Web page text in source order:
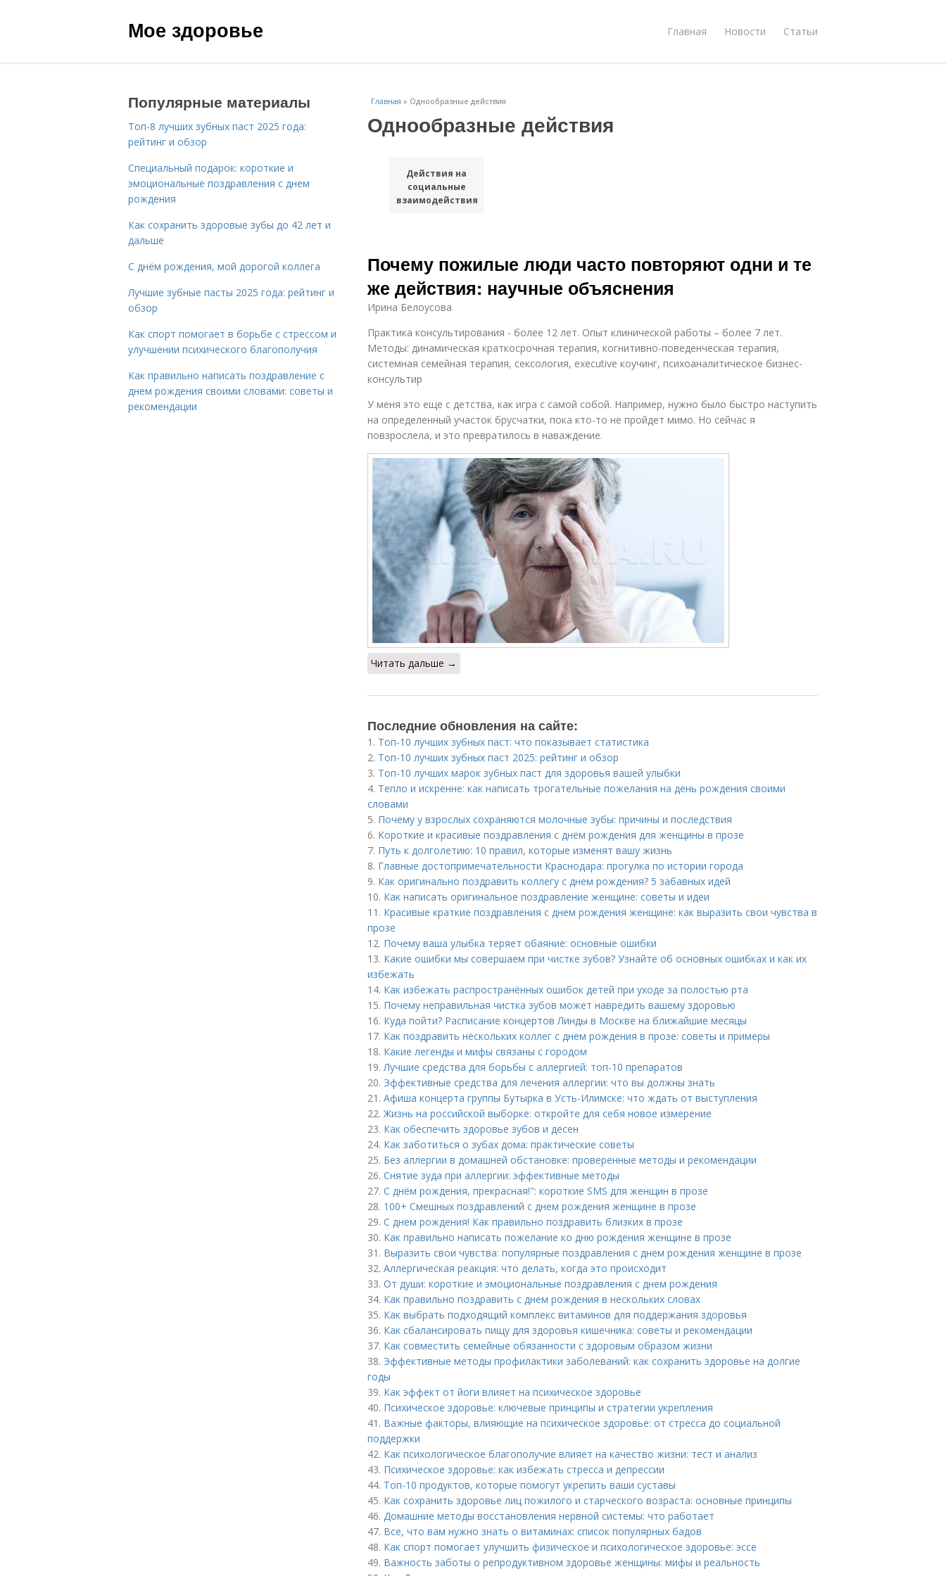
Мое здоровье Главная Новости Статьи
Главная » Однообразные действия
Однообразные действия
Действия на
социальные
взаимодействия
Почему пожилые люди часто повторяют одни и те
же действия: научные объяснения
Ирина Белоусова
Практика консультирования - более 12 лет. Опыт клинической работы – более 7 лет.
Методы: динамическая краткосрочная терапия, когнитивно-поведенческая терапия,
системная семейная терапия, сексология, executive коучинг, психоаналитическое бизнес-
консультир
У меня это еще с детства, как игра с самой собой. Например, нужно было быстро наступить
на определенный участок брусчатки, пока кто-то не пройдет мимо. Но сейчас я
повзрослела, и это превратилось в наваждение.
Читать дальше →
Последние обновления на сайте:
1. Топ-10 лучших зубных паст: что показывает статистика
2. Топ-10 лучших зубных паст 2025: рейтинг и обзор
3. Топ-10 лучших марок зубных паст для здоровья вашей улыбки
4. Тепло и искренне: как написать трогательные пожелания на день рождения своими
словами
5. Почему у взрослых сохраняются молочные зубы: причины и последствия
6. Короткие и красивые поздравления с днём рождения для женщины в прозе
7. Путь к долголетию: 10 правил, которые изменят вашу жизнь
8. Главные достопримечательности Краснодара: прогулка по истории города
9. Как оригинально поздравить коллегу с днем рождения? 5 забавных идей
10. Как написать оригинальное поздравление женщине: советы и идеи
11. Красивые краткие поздравления с днем рождения женщине: как выразить свои чувства в
прозе
12. Почему ваша улыбка теряет обаяние: основные ошибки
13. Какие ошибки мы совершаем при чистке зубов? Узнайте об основных ошибках и как их
избежать
14. Как избежать распространённых ошибок детей при уходе за полостью рта
15. Почему неправильная чистка зубов может навредить вашему здоровью
16. Куда пойти? Расписание концертов Линды в Москве на ближайшие месяцы
17. Как поздравить нескольких коллег с днем рождения в прозе: советы и примеры
18. Какие легенды и мифы связаны с городом
19.Лучшие средства для борьбы с аллергией: топ-10 препаратов
20. Эффективные средства для лечения аллергии: что вы должны знать
21. Афиша концерта группы Бутырка в Усть-Илимске: что ждать от выступления
22.Жизнь на российской выборке: откройте для себя новое измерение
23. Как обеспечить здоровье зубов и дёсен
24. Как заботиться о зубах дома: практические советы
25. Без аллергии в домашней обстановке: проверенные методы и рекомендации
26. Снятие зуда при аллергии: эффективные методы
27. С днём рождения, прекрасная!": короткие SMS для женщин в прозе
28. 100+ Смешных поздравлений с днем рождения женщине в прозе
29. С днем рождения! Как правильно поздравить близких в прозе
30. Как правильно написать пожелание ко дню рождения женщине в прозе
31. Выразить свои чувства: популярные поздравления с днем рождения женщине в прозе
32. Аллергическая реакция: что делать, когда это происходит
33. От души: короткие и эмоциональные поздравления с днем рождения
34. Как правильно поздравить с днем рождения в нескольких словах
35. Как выбрать подходящий комплекс витаминов для поддержания здоровья
36. Как сбалансировать пищу для здоровья кишечника: советы и рекомендации
37. Как совместить семейные обязанности с здоровым образом жизни
38. Эффективные методы профилактики заболеваний: как сохранить здоровье на долгие
годы
39. Как эффект от йоги влияет на психическое здоровье
40. Психическое здоровье: ключевые принципы и стратегии укрепления
41. Важные факторы, влияющие на психическое здоровье: от стресса до социальной
поддержки
42. Как психологическое благополучие влияет на качество жизни: тест и анализ
43. Психическое здоровье: как избежать стресса и депрессии
44. Топ-10 продуктов, которые помогут укрепить ваши суставы
45. Как сохранить здоровье лиц пожилого и старческого возраста: основные принципы
46. Домашние методы восстановления нервной системы: что работает
47. Все, что вам нужно знать о витаминах: список популярных бадов
48. Как спорт помогает улучшить физическое и психологическое здоровье: эссе
49. Важность заботы о репродуктивном здоровье женщины: мифы и реальность
Популярные материалы
Топ-8 лучших зубных паст 2025 года:
рейтинг и обзор
Специальный подарок: короткие и
эмоциональные поздравления с днем
рождения
Как сохранить здоровые зубы до 42 лет и
дальше
С днём рождения, мой дорогой коллега
Лучшие зубные пасты 2025 года: рейтинг и
обзор
Как спорт помогает в борьбе с стрессом и
улучшении психического благополучия
Как правильно написать поздравление с
днем рождения своими словами: советы и
рекомендации